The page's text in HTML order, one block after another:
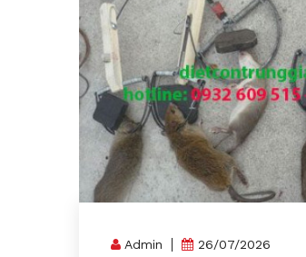
Admin 26/07/2026